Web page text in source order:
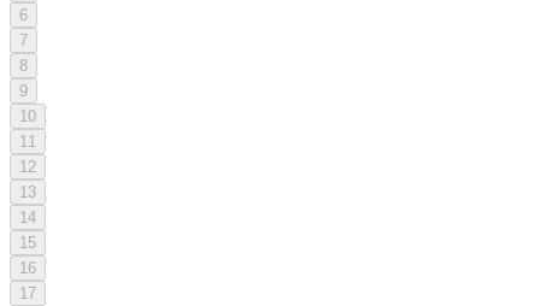
6
7
8
9
10
11
12
13
14
15
16
17